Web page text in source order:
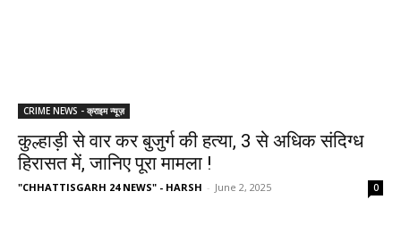
CRIME NEWS - क्राइम न्यूज़
कुल्हाड़ी से वार कर बुजुर्ग की हत्या, 3 से अधिक संदिग्ध
हिरासत में, जानिए पूरा मामला !
"CHHATTISGARH 24 NEWS" - HARSH - June 2, 2025 0